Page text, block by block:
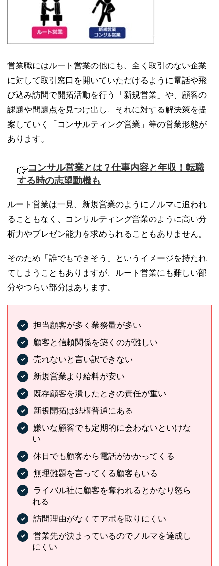
営業職にはルート営業の他にも、全く取引のない企業
に対して取引窓口を開いていただけるように電話や飛
び込み訪問で開拓活動を行う「新規営業」や、顧客の
課題や問題点を見つけ出し、それに対する解決策を提
案していく「コンサルティング営業」等の営業形態が
あります。
コンサル営業とは？仕事内容と年収！転職
する時の志望動機も
ルート営業は一見、新規営業のようにノルマに追われ
ることもなく、コンサルティング営業のように高い分
析力やプレゼン能力を求められることもありません。
そのため「誰でもできそう」というイメージを持たれ
てしまうこともありますが、ルート営業にも難しい部
分やつらい部分はあります。
担当顧客が多く業務量が多い
顧客と信頼関係を築くのが難しい
売れないと言い訳できない
新規営業より給料が安い
既存顧客を潰したときの責任が重い
新規開拓は結構普通にある
嫌いな顧客でも定期的に会わないといけな
い
休日でも顧客から電話がかかってくる
無理難題を言ってくる顧客もいる
ライバル社に顧客を奪われるとかなり怒ら
れる
訪問理由がなくてアポを取りにくい
営業先が決まっているのでノルマを達成し
にくい